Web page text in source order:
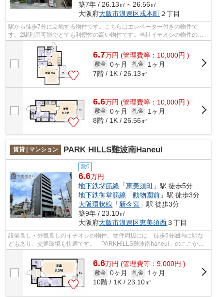
築7年 / 26.13㎡～26.56㎡
大阪府大阪市浪速区戎本町２丁目
駅から徒歩7分に立地する物件です。こちらはエレベーター付きの物件で
す。2駅利用可能でとても利便性の高い物件です。当社イチオシの物件の
「フォレスト難波 (FOREST NANBA)」。ぜひ...
6.7万円 (管理費等：10,000円 )
敷金 0ヶ月 礼金
1ヶ月
7階 / 1K / 26.13㎡
6.6万円 (管理費等：10,000円 )
敷金 0ヶ月 礼金
1ヶ月
8階 / 1K / 26.56㎡
賃貸 | マンション PARK HILLS難波南Haneul
敷0
6.6万円
地下鉄堺筋線 「恵美須町 」駅 徒歩5分
地下鉄御堂筋線 「動物園前 」駅 徒歩3分
大阪環状線 「新今宮 」駅 徒歩3分
築9年 / 23.10㎡
大阪府大阪市浪速区恵美須西３丁目
設備良し・外観良しのイチオシの物件。物件周辺には、徒歩5分圏内に駅な
どもあり、交通環境も快適です。「PARKHILLS難波南haneul」のここがイ
チオシ。大阪市営堺筋線恵美須町周辺にあ...
6.6万円 (管理費等：9,000円 )
敷金 0ヶ月 礼金
1ヶ月
10階 / 1K / 23.10㎡